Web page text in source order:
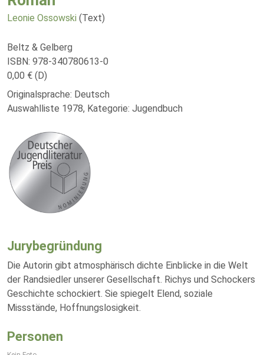
Leonie Ossowski (Text)
Beltz & Gelberg
ISBN: 978-340780613-0
0,00 € (D)
Originalsprache: Deutsch
Auswahlliste 1978, Kategorie: Jugendbuch
Jurybegründung
Die Autorin gibt atmosphärisch dichte Einblicke in die Welt
der Randsiedler unserer Gesellschaft. Richys und Schockers
Geschichte schockiert. Sie spiegelt Elend, soziale
Missstände, Hoffnungslosigkeit.
Personen